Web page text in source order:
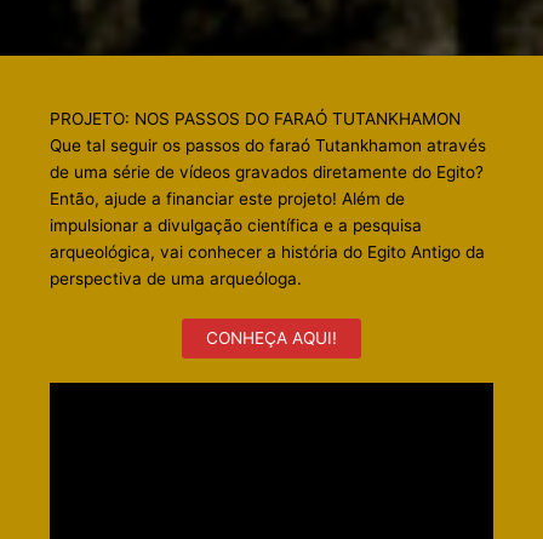
PROJETO: NOS PASSOS DO FARAÓ TUTANKHAMON
Que tal seguir os passos do faraó Tutankhamon através
de uma série de vídeos gravados diretamente do Egito?
Então, ajude a financiar este projeto! Além de
impulsionar a divulgação científica e a pesquisa
arqueológica, vai conhecer a história do Egito Antigo da
perspectiva de uma arqueóloga.
CONHEÇA AQUI!